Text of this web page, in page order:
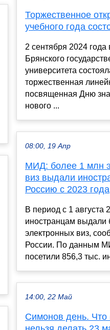
Торжественное
учебного года
2 сентября 2024 года
Брянского
университета
торжественная
посвященная Дню
нового ...
08:00, 19 Апр
МИД: более 1 млн
виз выдали
Россию с 2023 года
В период с 1 августа
иностранцам выдали
электронных виз,
России. По данным
посетили 856,3 тыс.
14:00, 22 Май
Симонов день. Что